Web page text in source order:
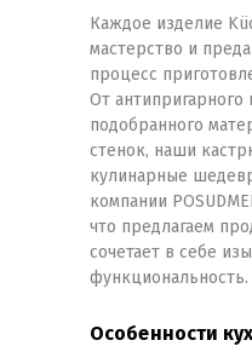
Каждое изделие
мастерство и
процесс
От
подобранного
стенок, наши
кулинарные
компании
что предлагаем
сочетает в себе
функциональность.
Особенности